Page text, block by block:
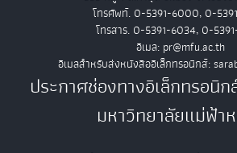
โทรศัพท์. 0-5391-6000, 0-
โทรสาร. 0-5391-6034, 0-
อีเมล: pr@mfu.ac.th
อีเมลสำหรับส่งหนังสืออิเล็กทรอนิกส์:
ประกาศช่องทางอิเล็กทรอนิ
มหาวิทยาลัยแม่ฟ้า